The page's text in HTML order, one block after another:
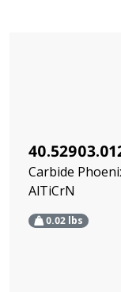
Carbide
AlTiCrN
0.02 lbs